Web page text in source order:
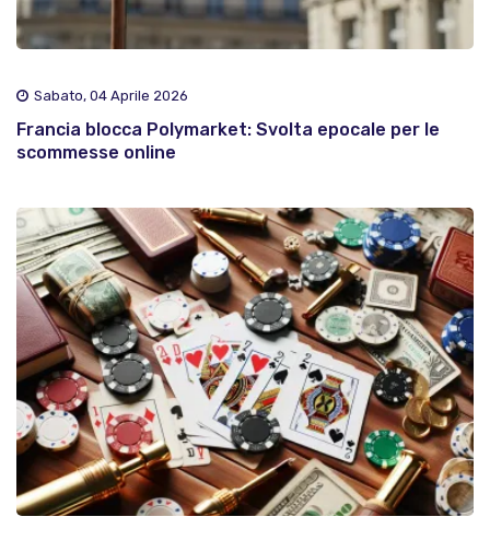
Sabato, 04 Aprile 2026
Francia blocca Polymarket: Svolta epocale per le
scommesse online